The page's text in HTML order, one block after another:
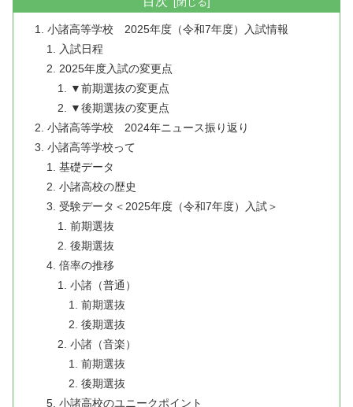
小諸高等学校 2025年度（令和7年度）入試情報
入試日程
2025年度入試の変更点
▼前期選抜の変更点
▼後期選抜の変更点
小諸高等学校 2024年ニュース振り返り
小諸高等学校って
基礎データ
小諸高校の歴史
受験データ＜2025年度（令和7年度）入試＞
前期選抜
後期選抜
倍率の推移
小諸（普通）
前期選抜
後期選抜
小諸（音楽）
前期選抜
後期選抜
小諸高校のユニークポイント